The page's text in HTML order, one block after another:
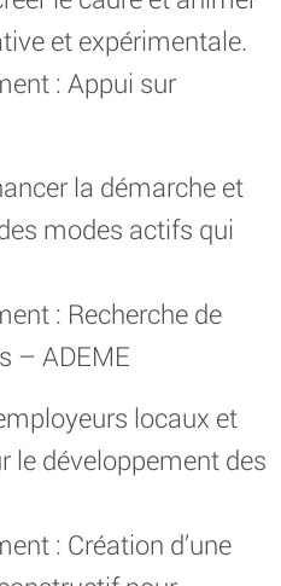
et expérimentale.
: Appui sur
la démarche et
modes actifs qui
: Recherche de
– ADEME
locaux et
le développement des
: Création d’une